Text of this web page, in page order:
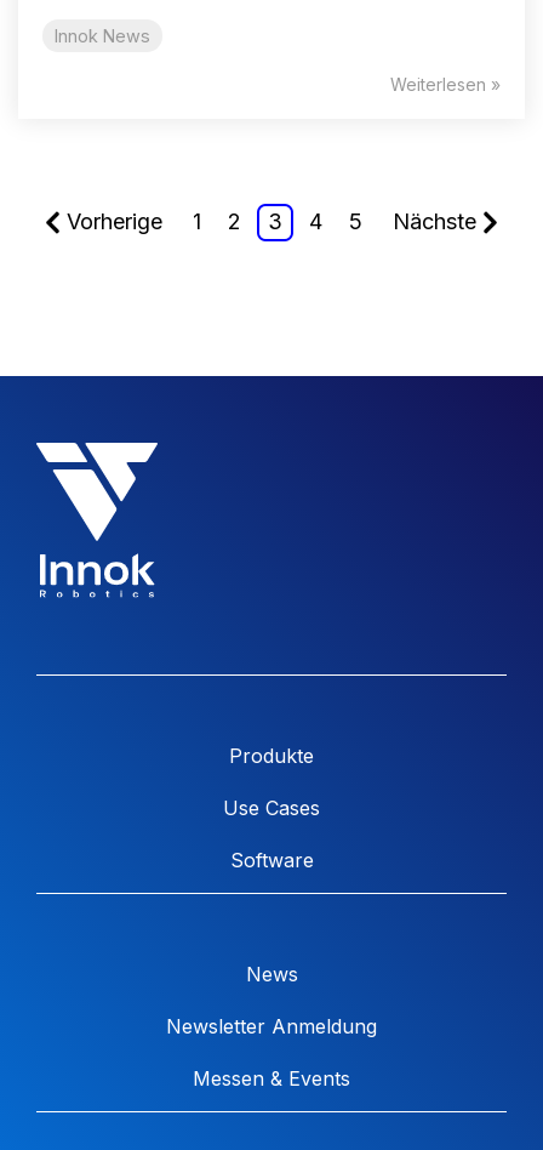
Innok News
Weiterlesen »
Vorherige 1 2 3 4 5 Nächste
Produkte
Use Cases
Software
News
Newsletter Anmeldung
Messen & Events